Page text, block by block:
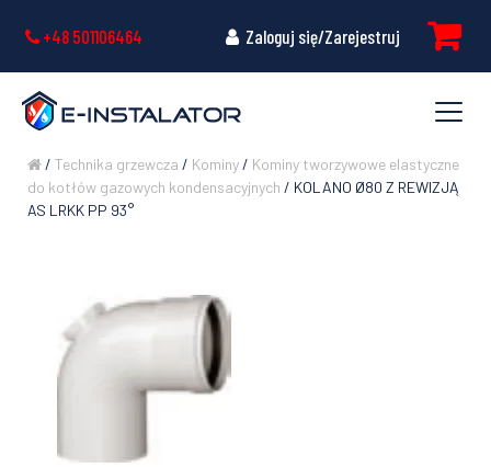
+48 501106464 Zaloguj się/Zarejestruj
/ Technika grzewcza / Kominy/ Kominy tworzywowe elastyczne
do kotłów gazowych kondensacyjnych / KOLANO Ø80 Z REWIZJĄ
AS LRKK PP 93°